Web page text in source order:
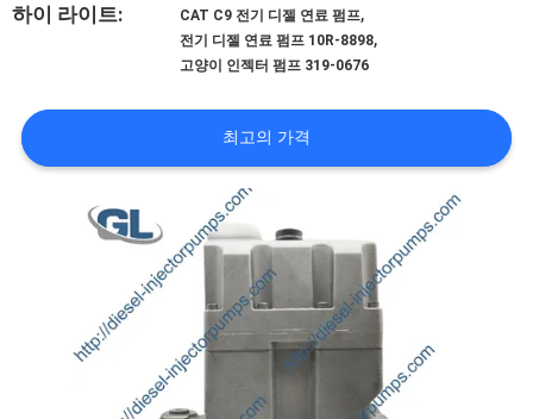
관
것
하이 라이트: CAT C9 전기 디젤 연료 펌프,
전기 디젤 연료 펌프 10R-8898,
고양이 인젝터 펌프 319-0676
최고의 가격